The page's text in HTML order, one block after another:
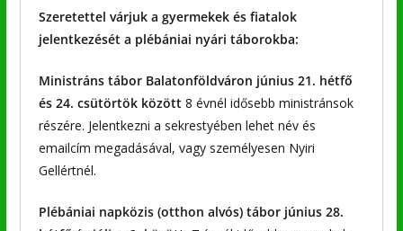
Szeretettel várjuk a gyermekek és fiatalok
jelentkezését a plébániai nyári táborokba:
Ministráns tábor Balatonföldváron június 21. hétfő
és 24. csütörtök között8 évnél idősebb ministránsok
részére. Jelentkezni a sekrestyében lehet név és
emailcím megadásával, vagy személyesen Nyiri
Gellértnél.
Plébániai napközis (otthon alvós) tábor június 28.